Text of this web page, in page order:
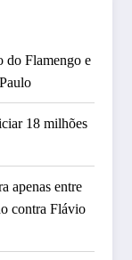
do Flamengo e
18 milhões
apenas entre
contra Flávio